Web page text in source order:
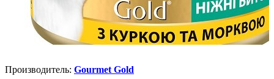
Gourmet Gold